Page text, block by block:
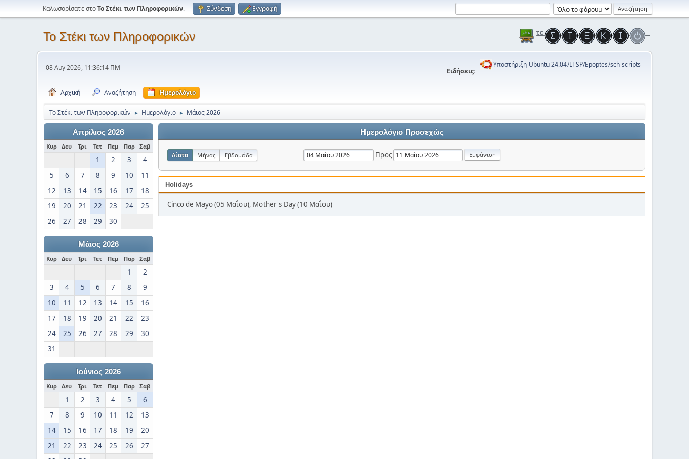
Καλωσορίσατε στοΤο Στέκι των Πληροφορικών. Σύνδεση Εγγραφή
Το Στέκι των Πληροφορικών
08 Αυγ 2026, 11:36:14 ΠΜ Ειδήσεις:
Υποστήριξη Ubuntu 24.04/LTSP/Epoptes/sch-scripts
Αρχική Αναζήτηση Ημερολόγιο
Το Στέκι των Πληροφορικών ► Ημερολόγιο ► Μάιος 2026
Απρίλιος 2026
Κυρ Δευ Τρι Τετ Πεμ Παρ Σαβ
1 2 3
4
5
6 7 8 9 10
11
12
13 14 15 16 17
18
19
20 21 22 23 24
25
26
27 28 29 30
Μάιος 2026
Κυρ Δευ Τρι Τετ Πεμ Παρ Σαβ
1
2
3
4 5 6 7 8
9
10
11 12 13 14 15
16
17
18 19 20 21 22
23
24
25 26 27 28 29
30
31
Ιούνιος 2026
Κυρ Δευ Τρι Τετ Πεμ Παρ Σαβ
1 2 3 4 5
6
7
8 9 10 11 12
13
14
15 16 17 18 19
20
21
22 23 24 25 26
27
Ημερολόγιο Προσεχώς
Λίστα Μήνας Εβδομάδα Προς
Holidays
Cinco de Mayo (05 Μαΐου), Mother's Day (10 Μαΐου)